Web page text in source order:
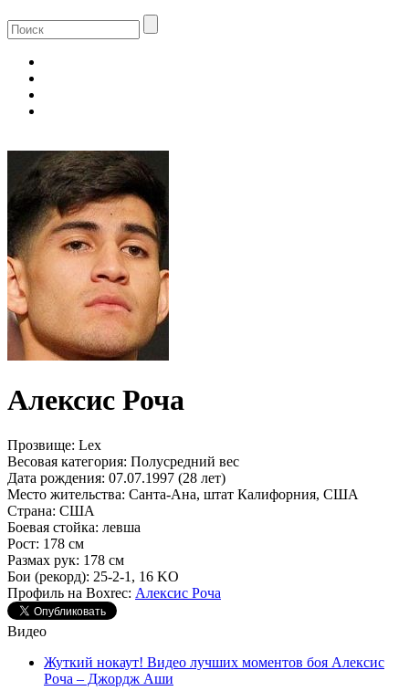
Алексис Роча
Прозвище: Lex
Весовая категория: Полусредний вес
Дата рождения: 07.07.1997 (28 лет)
Место жительства: Санта-Ана, штат Калифорния, США
Страна: США
Боевая стойка: левша
Рост: 178 см
Размах рук: 178 см
Бои (рекорд): 25-2-1, 16 KO
Профиль на Boxrec: Алексис Роча
Видео
Жуткий нокаут! Видео лучших моментов боя Алексис
Роча – Джордж Аши